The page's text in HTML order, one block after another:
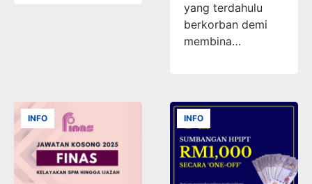
yang terdahulu
berkorban demi
membina…
INFO INFO